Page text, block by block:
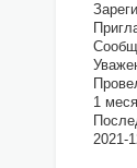
1
2021-